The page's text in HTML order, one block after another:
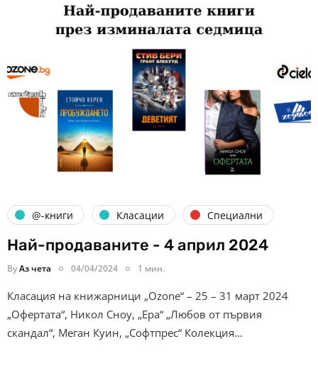
@-книги Класации Специални
Най-продаваните - 4 април 2024
ByАз чета 04/04/2024 1 мин.
Класация на книжарници „Ozone“ – 25 – 31 март 2024
„Офертата“, Никол Сноу, „Ера“ „Любов от първия
скандал“, Меган Куин, „Софтпрес“ Колекция…